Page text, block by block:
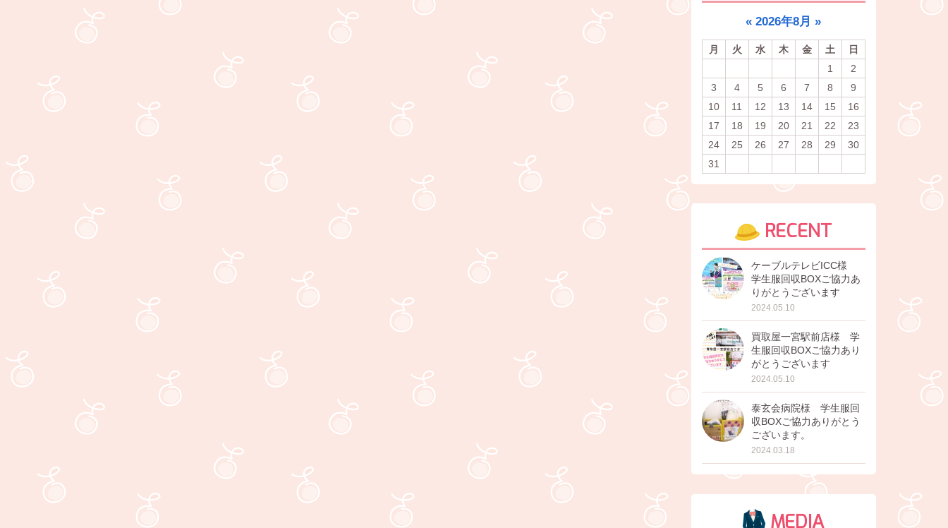
« 2026年8月 »
月 火 水 木 金 土
日
1
2
3
4 5 6 7 8
9
10
11 12 13 14 15
16
17
18 19 20 21 22
23
24
25 26 27 28 29
30
31
RECENT
ケーブルテレビICC様
学生服回収BOXご協力あ
りがとうございます
2024.05.10
買取屋一宮駅前店様 学
生服回収BOXご協力あり
がとうございます
2024.05.10
泰玄会病院様 学生服回
収BOXご協力ありがとう
ございます。
2024.03.18
MEDIA